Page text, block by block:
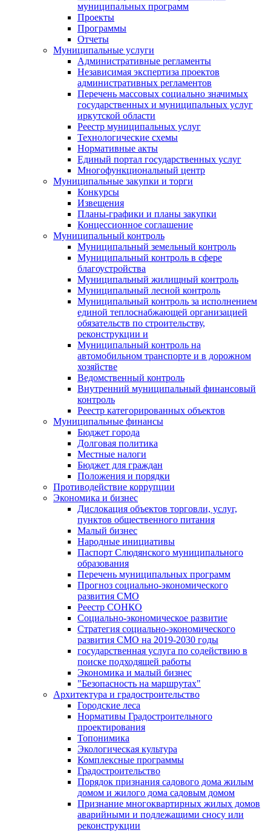
муниципальных программ
Проекты
Программы
Отчеты
Муниципальные услуги
Административные регламенты
Независимая экспертиза проектов
административных регламентов
Перечень массовых социально значимых
государственных и муниципальных услуг
иркутской области
Реестр муниципальных услуг
Технологические схемы
Нормативные акты
Единый портал государственных услуг
Многофункциональный центр
Муниципальные закупки и торги
Конкурсы
Извещения
Планы-графики и планы закупки
Концессионное соглашение
Муниципальный контроль
Муниципальный земельный контроль
Муниципальный контроль в сфере
благоустройства
Муниципальный жилищный контроль
Муниципальный лесной контроль
Муниципальный контроль за исполнением
единой теплоснабжающей организацией
обязательств по строительству,
реконструкции и
Муниципальный контроль на
автомобильном транспорте и в дорожном
хозяйстве
Ведомственный контроль
Внутренний муниципальный финансовый
контроль
Реестр категорированных объектов
Муниципальные финансы
Бюджет города
Долговая политика
Местные налоги
Бюджет для граждан
Положения и порядки
Противодействие коррупции
Экономика и бизнес
Дислокация объектов торговли, услуг,
пунктов общественного питания
Малый бизнес
Народные инициативы
Паспорт Слюдянского муниципального
образования
Перечень муниципальных программ
Прогноз социально-экономического
развития СМО
Реестр СОНКО
Социально-экономическое развитие
Стратегия социально-экономического
развития СМО на 2019-2030 годы
государственная услуга по содействию в
поиске подходящей работы
Экономика и малый бизнес
"Безопасность на маршрутах"
Архитектура и градостроительство
Городские леса
Нормативы Градостроительного
проектирования
Топонимика
Экологическая культура
Комплексные программы
Градостроительство
Порядок признания садового дома жилым
домом и жилого дома садовым домом
Признание многоквартирных жилых домов
аварийными и подлежащими сносу или
реконструкции